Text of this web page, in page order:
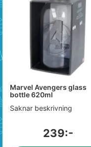
Marvel Avengers glass
bottle 620ml
Saknar beskrivning
239:-